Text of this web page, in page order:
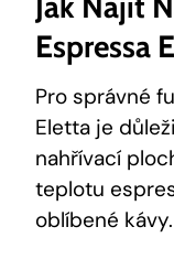
Espressa
Pro správné
Eletta je
nahřívací
teplotu
oblíbené